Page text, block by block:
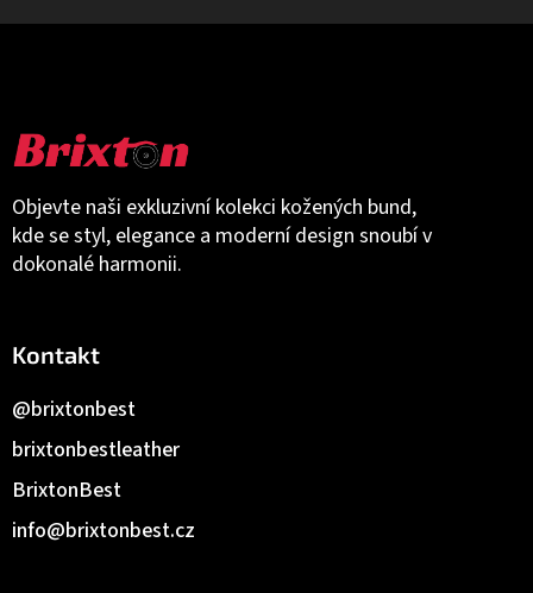
Objevte naši exkluzivní kolekci kožených bund,
kde se styl, elegance a moderní design snoubí v
dokonalé harmonii.
Kontakt
info@brixtonbest.cz
BrixtonBest
brixtonbestleather
@brixtonbest